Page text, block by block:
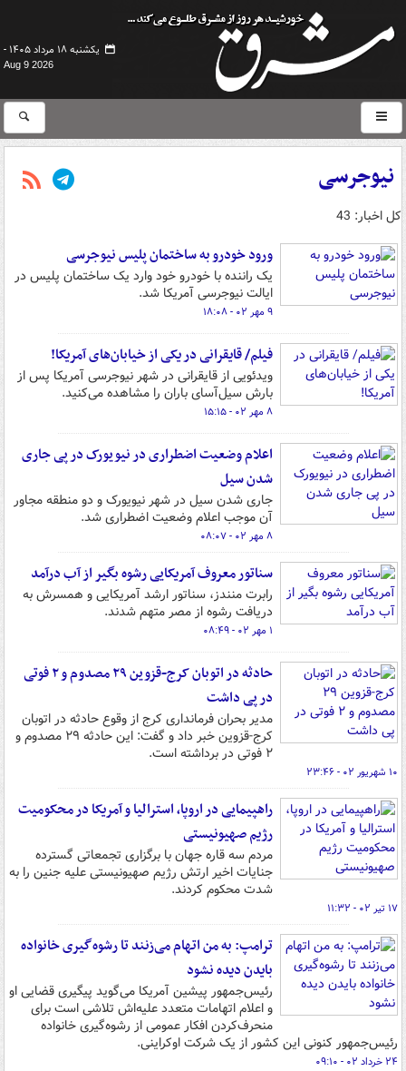
یکشنبه ۱۸ مرداد ۱۴۰۵ -
Aug 9 2026
نیوجرسی
کل اخبار: 43
ورود خودرو به ساختمان پلیس نیوجرسی
یک راننده با خودرو خود وارد یک ساختمان پلیس در
ایالت نیوجرسی آمریکا شد.
۹ مهر ۰۲ - ۱۸:۰۸
فیلم/ قایقرانی در یکی از خیابان‌های آمریکا!
ویدئویی از قایقرانی در شهر نیوجرسی آمریکا پس از
بارش سیل‌آسای باران را مشاهده می‌کنید.
۸ مهر ۰۲ - ۱۵:۱۵
اعلام وضعیت اضطراری در نیویورک در پی جاری
شدن سیل
جاری شدن سیل در شهر نیویورک و دو منطقه مجاور
آن موجب اعلام وضعیت اضطراری شد.
۸ مهر ۰۲ - ۰۸:۰۷
سناتور معروف آمریکایی رشوه بگیر از آب درآمد
رابرت منندز، سناتور ارشد آمریکایی و همسرش به
دریافت رشوه از مصر متهم شدند.
۱ مهر ۰۲ - ۰۸:۴۹
حادثه در اتوبان کرج-قزوین ۲۹ مصدوم و ۲ فوتی
در پی داشت
مدیر بحران فرمانداری کرج از وقوع حادثه در اتوبان
کرج-قزوین خبر داد و گفت: این حادثه ۲۹ مصدوم و
۲ فوتی در برداشته است.
۱۰ شهریور ۰۲ - ۲۳:۴۶
راهپیمایی در اروپا، استرالیا و آمریکا در محکومیت
رژیم صهیونیستی
مردم سه قاره جهان با برگزاری تجمعاتی گسترده
جنایات اخیر ارتش رژیم صهیونیستی علیه جنین را به
شدت محکوم کردند.
۱۷ تیر ۰۲ - ۱۱:۳۲
ترامپ: به من اتهام می‌زنند تا رشوه‌گیری خانواده
بایدن دیده نشود
رئیس‌جمهور پیشین آمریکا می‌گوید پیگیری قضایی او
و اعلام اتهامات متعدد علیه‌اش تلاشی است برای
منحرف‌کردن افکار عمومی از رشوه‌گیری خانواده
رئیس‌جمهور کنونی این کشور از یک شرکت اوکراینی.
۲۴ خرداد ۰۲ - ۰۹:۱۰